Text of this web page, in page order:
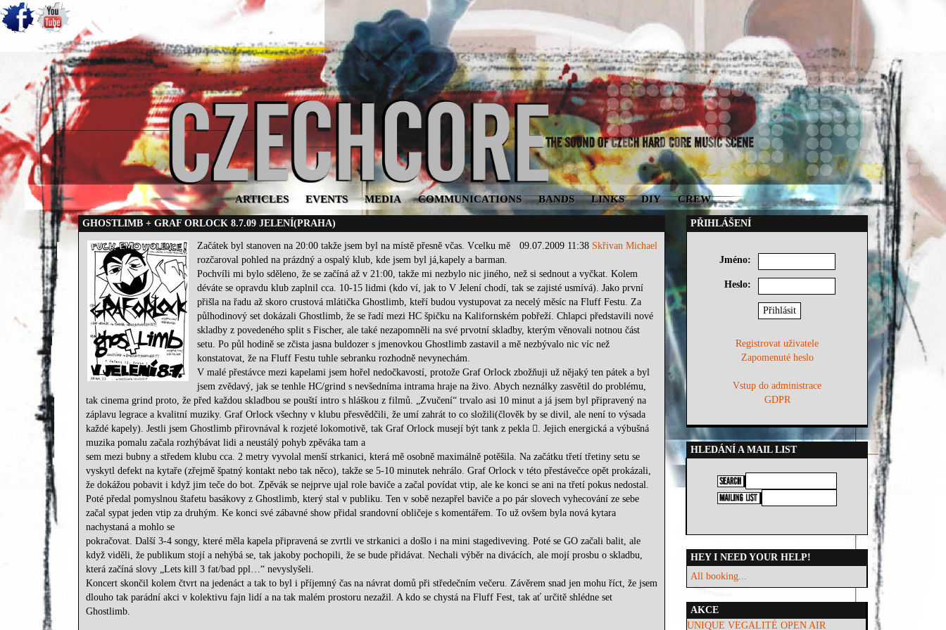
ARTICLES EVENTS MEDIA COMMUNICATIONS BANDS LINKS DIY CREW
GHOSTLIMB + GRAF ORLOCK 8.7.09 JELENÍ(PRAHA)
09.07.2009 11:38 Skřivan Michael
Začátek byl stanoven na 20:00 takže jsem byl na místě přesně včas. Vcelku mě
rozčaroval pohled na prázdný a ospalý klub, kde jsem byl já,kapely a barman.
Pochvíli mi bylo sděleno, že se začíná až v 21:00, takže mi nezbylo nic jiného, než si sednout a vyčkat. Kolem
déváte se opravdu klub zaplnil cca. 10-15 lidmi (kdo ví, jak to V Jelení chodí, tak se zajisté usmívá). Jako první
přišla na řadu až skoro crustová mlátička Ghostlimb, kteří budou vystupovat za necelý měsíc na Fluff Festu. Za
půlhodinový set dokázali Ghostlimb, že se řadí mezi HC špičku na Kalifornském pobřeží. Chlapci představili nové
skladby z povedeného split s Fischer, ale také nezapomněli na své prvotní skladby, kterým věnovali notnou část
setu. Po půl hodině se zčista jasna buldozer s jmenovkou Ghostlimb zastavil a mě nezbývalo nic víc než
konstatovat, že na Fluff Festu tuhle sebranku rozhodně nevynechám.
V malé přestávce mezi kapelami jsem hořel nedočkavostí, protože Graf Orlock zbožňuji už nějaký ten pátek a byl
jsem zvědavý, jak se tenhle HC/grind s nevšedníma intrama hraje na živo. Abych neználky zasvětil do problému,
tak cinema grind proto, že před každou skladbou se pouští intro s hláškou z filmů. „Zvučení“ trvalo asi 10 minut a já jsem byl připravený na
záplavu legrace a kvalitní muziky. Graf Orlock všechny v klubu přesvědčili, že umí zahrát to co složili(člověk by se divil, ale není to výsada
každé kapely). Jestli jsem Ghostlimb přirovnával k rozjeté lokomotivě, tak Graf Orlock musejí být tank z pekla . Jejich energická a výbušná
muzika pomalu začala rozhýbávat lidi a neustálý pohyb zpěváka tam a
sem mezi bubny a středem klubu cca. 2 metry vyvolal menší strkanici, která mě osobně maximálně potěšila. Na začátku třetí třetiny setu se
vyskytl defekt na kytaře (zřejmě špatný kontakt nebo tak něco), takže se 5-10 minutek nehrálo. Graf Orlock v této přestávečce opět prokázali,
že dokážou pobavit i když jim teče do bot. Zpěvák se nejprve ujal role baviče a začal povídat vtip, ale ke konci se ani na třetí pokus nedostal.
Poté předal pomyslnou štafetu basákovy z Ghostlimb, který stal v publiku. Ten v sobě nezapřel baviče a po pár slovech vyhecování ze sebe
začal sypat jeden vtip za druhým. Ke konci své zábavné show přidal srandovní obličeje s komentářem. To už ovšem byla nová kytara
nachystaná a mohlo se
pokračovat. Další 3-4 songy, které měla kapela připravená se zvrtli ve strkanici a došlo i na mini stagediveving. Poté se GO začali balit, ale
když viděli, že publikum stojí a nehýbá se, tak jakoby pochopili, že se bude přidávat. Nechali výběr na divácích, ale mojí prosbu o skladbu,
která začíná slovy „Lets kill 3 fat/bad ppl…“ nevyslyšeli.
Koncert skončil kolem čtvrt na jedenáct a tak to byl i příjemný čas na návrat domů při středečním večeru. Závěrem snad jen mohu říct, že jsem
dlouho tak parádní akci v kolektivu fajn lidí a na tak malém prostoru nezažil. A kdo se chystá na Fluff Fest, tak ať určitě shlédne set
Ghostlimb.
PŘIHLÁŠENÍ
Jméno:
Heslo:
Registrovat uživatele
Zapomenuté heslo
Vstup do administrace
GDPR
HLEDÁNÍ A MAIL LIST
HEY I NEED YOUR HELP!
All booking...
AKCE
UNIQUE VEGALITÉ OPEN AIR